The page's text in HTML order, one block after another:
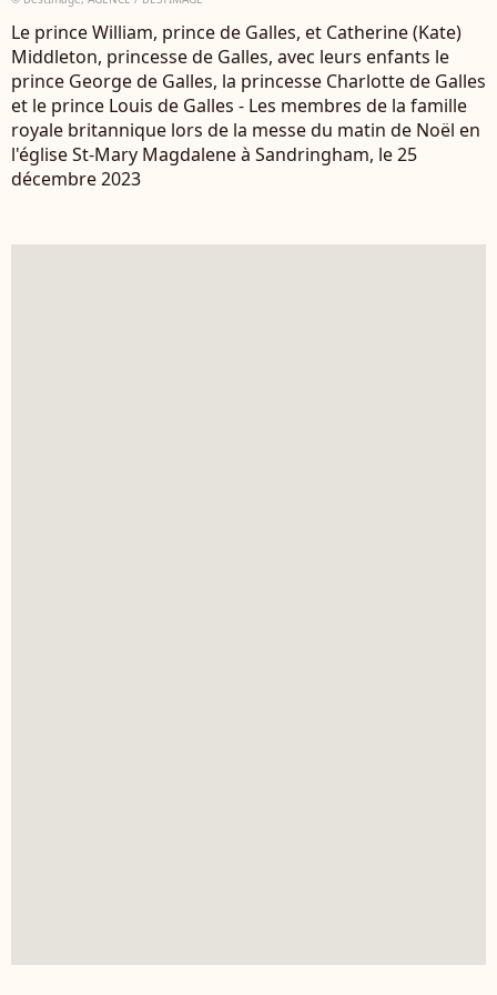
Le prince William, prince de Galles, et Catherine (Kate)
Middleton, princesse de Galles, avec leurs enfants le
prince George de Galles, la princesse Charlotte de Galles
et le prince Louis de Galles - Les membres de la famille
royale britannique lors de la messe du matin de Noël en
l'église St-Mary Magdalene à Sandringham, le 25
décembre 2023